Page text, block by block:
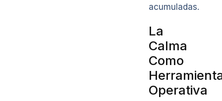
acumuladas.
La
Calma
Como
Operativa